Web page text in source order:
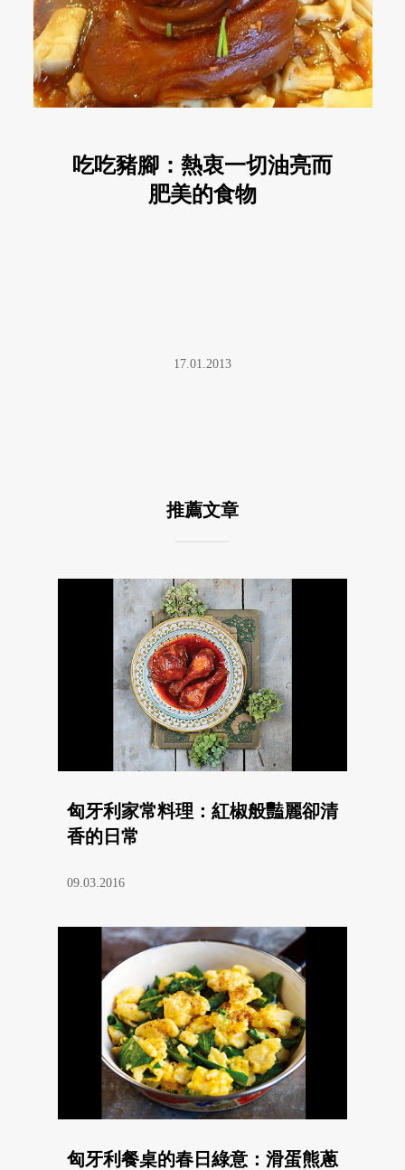
吃吃豬腳：熱衷一切油亮而
肥美的食物
17.01.2013
推薦文章
匈牙利家常料理：紅椒般豔麗卻清
香的日常
09.03.2016
匈牙利餐桌的春日綠意：滑蛋熊蔥